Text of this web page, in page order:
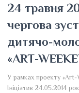
24 травня
чергова
дитячо-
«ART-
У рамках проекту
Ініціатив 24.05.2014